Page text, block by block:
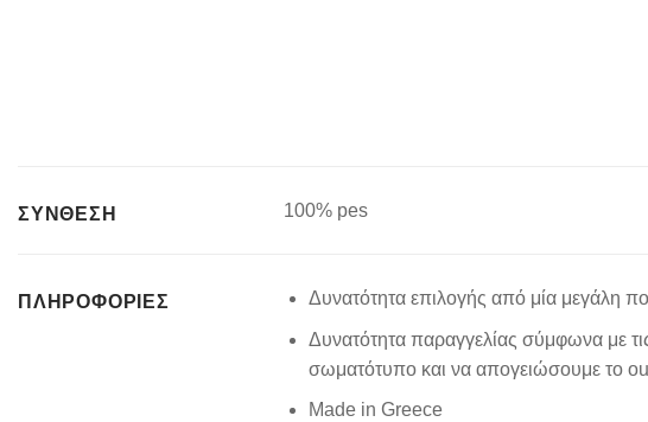
ΣΥΝΘΕΣΗ 100% pes
ΠΛΗΡΟΦΟΡΊΕΣ Δυνατότητα επιλογής από μία μεγάλη
Δυνατότητα παραγγελίας σύμφωνα με
σωματότυπο και να απογειώσουμε το
Made in Greece